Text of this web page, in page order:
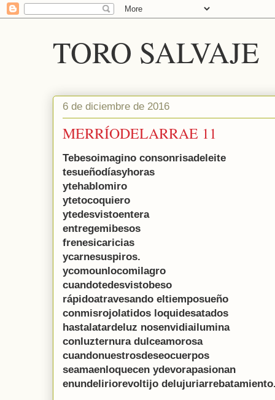
TORO SALVAJE
6 de diciembre de 2016
MERRÍODELARRAE 11
Tebesoimagino consonrisadeleite
tesueñodíasyhoras
ytehablomiro
ytetocoquiero
ytedesvistoentera
entregemibesos
frenesicaricias
ycarnesuspiros.
ycomounlocomilagro
cuandotedesvistobeso
rápidoatravesando eltiemposueño
conmisrojolatidos loquidesatados
hastalatardeluz nosenvidiailumina
conluzternura dulceamorosa
cuandonuestrosdeseocuerpos
seamaenloquecen ydevorapasionan
enundeliriorevoltijo